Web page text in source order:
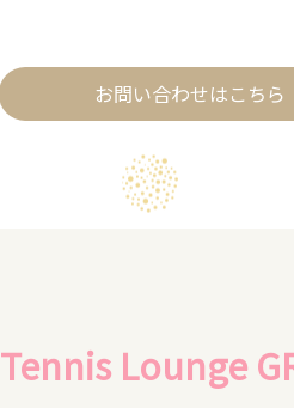
お問い合わせはこちら
Tennis Lounge